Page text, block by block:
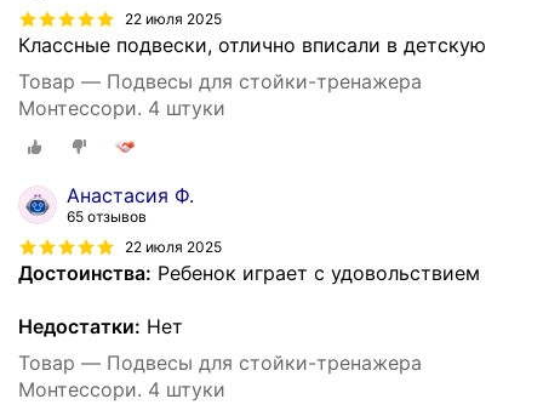
22 июля 2025
Классные подвески, отлично вписали в детскую
Товар — Подвесы для стойки-тренажера
Монтессори. 4 штуки
Анастасия Ф.
65 отзывов
22 июля 2025
Достоинства: Ребенок играет с удовольствием
Недостатки: Нет
Товар — Подвесы для стойки-тренажера
Монтессори. 4 штуки